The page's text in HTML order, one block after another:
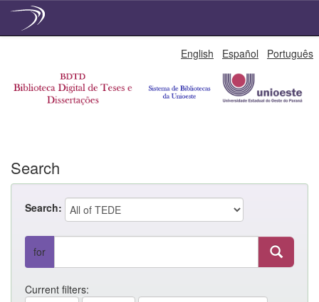
English Español Português
Search
Search:
for
Current filters: